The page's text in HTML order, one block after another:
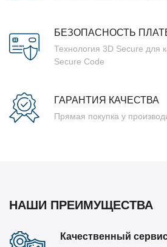
БЕЗОПАСНОСТЬ
Технология 3D Secure для
Secure Code
ГАРАНТИЯ КАЧЕСТВА
Прямая покупка у
НАШИ ПРЕИМУЩЕСТВА
Качественный